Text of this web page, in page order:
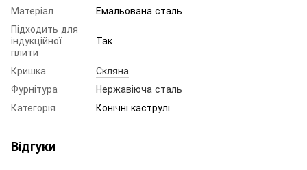
Матеріал
Емальована сталь
Підходить для
індукційної
плити
Так
Кришка
Скляна
Фурнітура
Нержавіюча сталь
Категорія
Конічні каструлі
Відгуки